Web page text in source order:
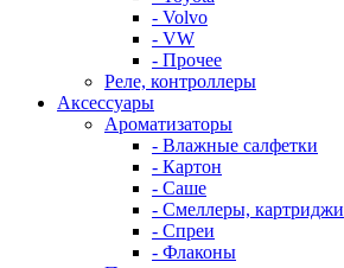
- Volvo
- VW
- Прочее
Реле, контроллеры
Аксессуары
Ароматизаторы
- Влажные салфетки
- Картон
- Саше
- Смеллеры, картриджи
- Спреи
- Флаконы